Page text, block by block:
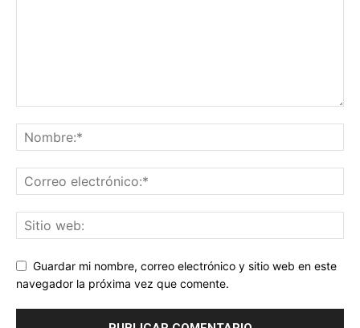
Guardar mi nombre, correo electrónico y sitio web en este
navegador la próxima vez que comente.